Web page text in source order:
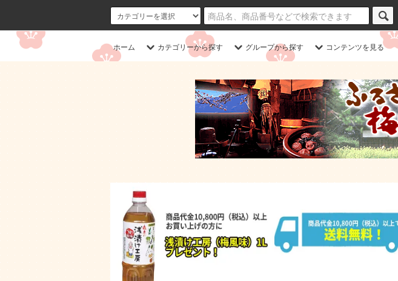
ホーム カテゴリーから探す グループから探す コンテンツを見る